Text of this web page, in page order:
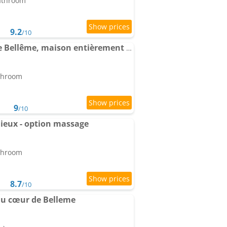
9.2/10
La Dragonne, centre de Bellême, maison entièrement équipée, jardin, vue forêt
9/10
- option massage
8.7/10
cœur de Belleme